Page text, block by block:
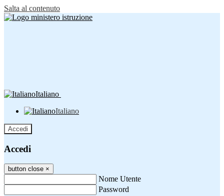
Salta al contenuto
Italiano
Italiano
Accedi
Accedi
button close ×
Nome Utente
Password